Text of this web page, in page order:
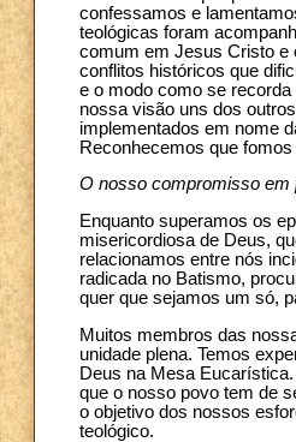
confessamos e
teológicas foram
comum em Jesus Cristo e
conflitos históricos que
e o modo como se
nossa visão uns dos
implementados em nome
Reconhecemos que
O nosso compromisso em
Enquanto superamos os
misericordiosa de Deus,
relacionamos entre nós
radicada no Batismo,
quer que sejamos um só,
Muitos membros das
unidade plena. Temos
Deus na Mesa
que o nosso povo tem de
o objetivo dos nossos
teológico.